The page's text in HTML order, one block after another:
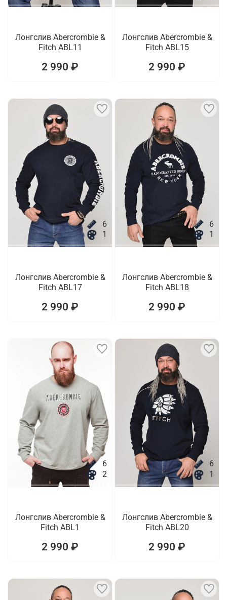
Лонгслив Abercrombie &
Fitch ABL11
2 990 ₽
Лонгслив Abercrombie &
Fitch ABL15
2 990 ₽
6
1
Лонгслив Abercrombie &
Fitch ABL17
2 990 ₽
6
1
Лонгслив Abercrombie &
Fitch ABL18
2 990 ₽
6
2
Лонгслив Abercrombie &
Fitch ABL1
2 990 ₽
6
1
Лонгслив Abercrombie &
Fitch ABL20
2 990 ₽